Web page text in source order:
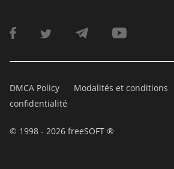
DMCA Policy Modalités et conditions
confidentialité
© 1998 - 2026 freeSOFT ®